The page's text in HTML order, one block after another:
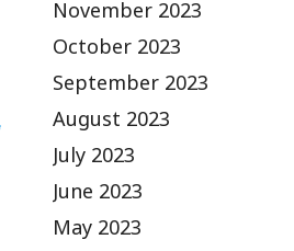
November 2023
October 2023
September 2023
August 2023
July 2023
June 2023
May 2023